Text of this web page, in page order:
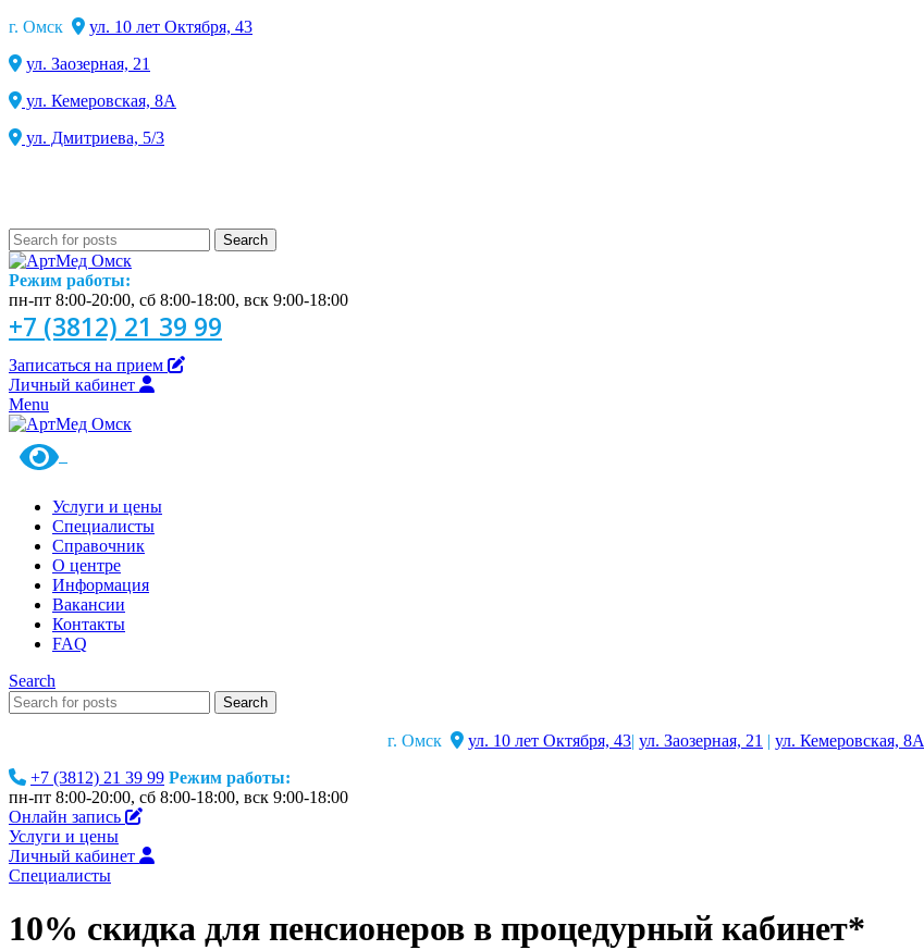
г. Омск
ул. 10 лет Октября, 43
ул. Заозерная, 21
ул. Кемеровская, 8А
ул. Дмитриева, 5/3
Search
Режим работы:
пн-пт 8:00-20:00, сб 8:00-18:00, вск 9:00-18:00
+7 (3812) 21 39 99
Записаться на прием
Личный кабинет
Menu
Услуги и цены
Специалисты
Справочник
О центре
Информация
Вакансии
Контакты
FAQ
Search
Search
г. Омск ул. 10 лет Октября, 43| ул. Заозерная, 21 | ул. Кемеровская, 8А
+7 (3812) 21 39 99 Режим работы:
пн-пт 8:00-20:00, сб 8:00-18:00, вск 9:00-18:00
Онлайн запись
Услуги и цены
Личный кабинет
Специалисты
10% скидка для пенсионеров в процедурный кабинет*